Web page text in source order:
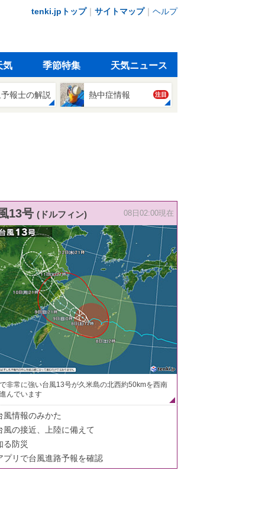
tenki.jpトップ｜ サイトマップ｜ ヘルプ
気 季節特集 天気ニュース
報士の解説 熱中症情報 注目
13号 (ドルフィン) 08日02:00現在
非常に強い台風13号が久米島の北西約50kmを西南
んでいます
風情報のみかた
風の接近、上陸に備えて
る防災
プリで台風進路予報を確認